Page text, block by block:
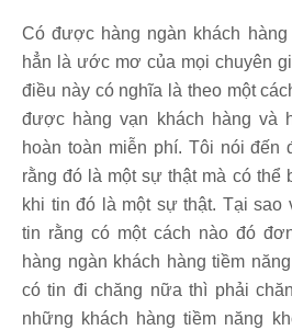
Có được hàng ngàn khách
hẳn là ước mơ của mọi chuyên
điều này có nghĩa là theo một
được hàng vạn khách hàng và
hoàn toàn miễn phí. Tôi nói đến
rằng đó là một sự thật mà có thể
khi tin đó là một sự thật. Tại sao
tin rằng có một cách nào đó
hàng ngàn khách hàng tiềm
có tin đi chăng nữa thì phải
những khách hàng tiềm năng